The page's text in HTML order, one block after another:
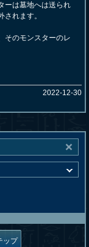
ーは墓地へは送られ
れます。
そのモンスターのレ
2022-12-30
ップ